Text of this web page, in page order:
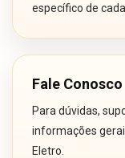
específico de
Fale Conosco
Para dúvidas,
informações
Eletro.